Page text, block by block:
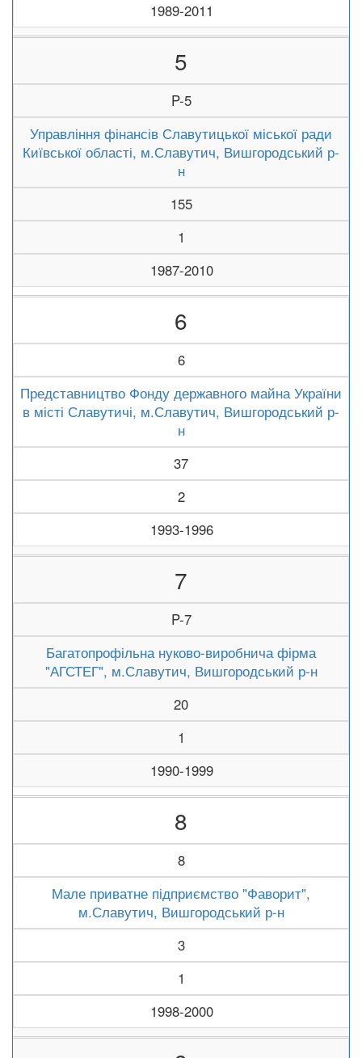
1989-2011
5
P-5
Управління фінансів Славутицької міської ради
Київської області, м.Славутич, Вишгородський р-
н
155
1
1987-2010
6
6
Представництво Фонду державного майна України
в місті Славутичі, м.Славутич, Вишгородський р-
н
37
2
1993-1996
7
P-7
Багатопрофільна нуково-виробнича фірма
"АГСТЕГ", м.Славутич, Вишгородський р-н
20
1
1990-1999
8
8
Мале приватне підприємство "Фаворит",
м.Славутич, Вишгородський р-н
3
1
1998-2000